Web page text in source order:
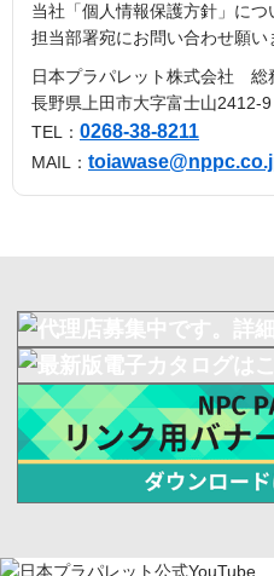
当社「個人情報保護方針」に
担当部署宛にお問い合わせ願い
日本プラパレット株式会社 総
長野県上田市大字富士山2412-9
TEL： 0268-38-8211
MAIL：